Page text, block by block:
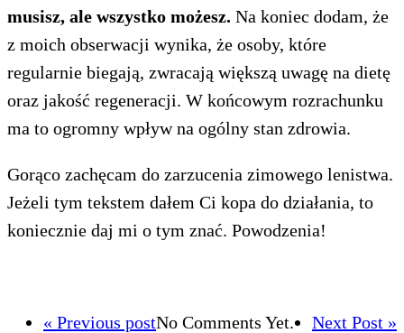
musisz, ale wszystko możesz. Na koniec dodam, że
z moich obserwacji wynika, że osoby, które
regularnie biegają, zwracają większą uwagę na dietę
oraz jakość regeneracji. W końcowym rozrachunku
ma to ogromny wpływ na ogólny stan zdrowia.
Gorąco zachęcam do zarzucenia zimowego lenistwa.
Jeżeli tym tekstem dałem Ci kopa do działania, to
koniecznie daj mi o tym znać. Powodzenia!
« Previous post Next Post »
No Comments Yet.